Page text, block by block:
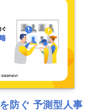
防ぐ 予測型人事